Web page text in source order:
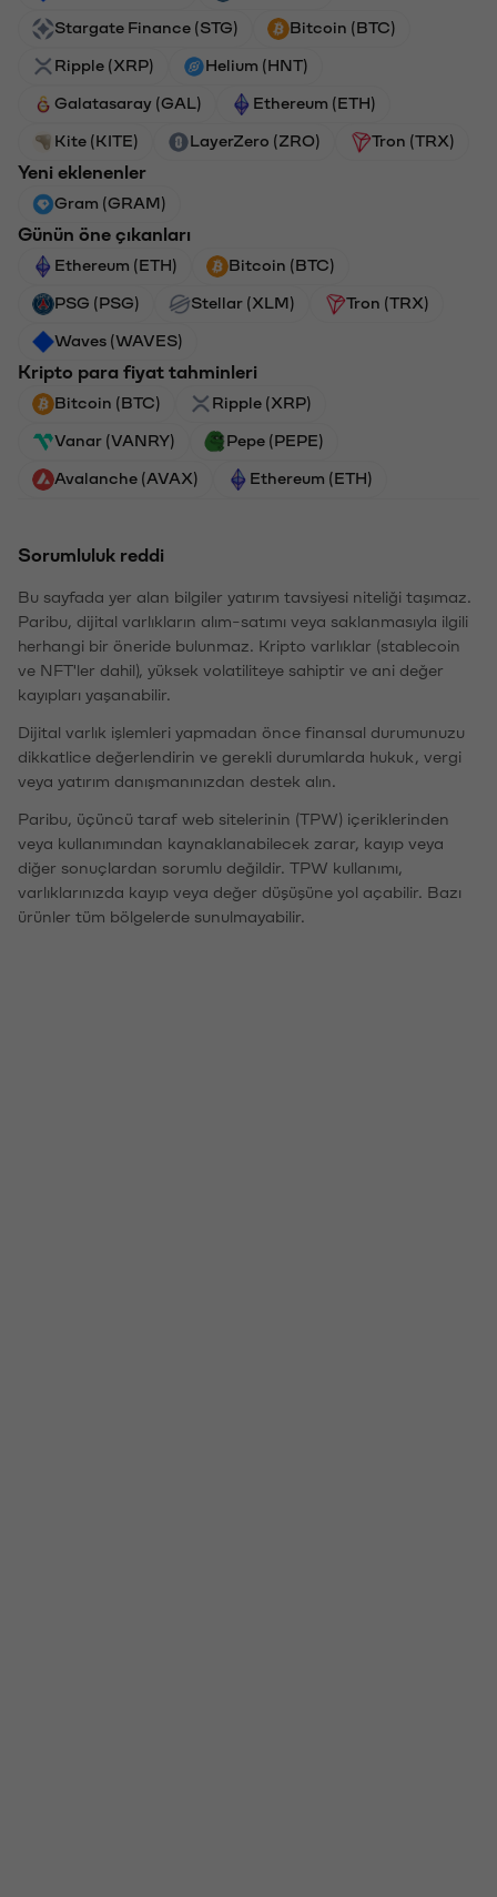
Stargate Finance (STG) Bitcoin (BTC)
Ripple (XRP) Helium (HNT)
Galatasaray (GAL) Ethereum (ETH)
Kite (KITE) LayerZero (ZRO) Tron (TRX)
Yeni eklenenler
Gram (GRAM)
Günün öne çıkanları
Ethereum (ETH) Bitcoin (BTC)
PSG (PSG) Stellar (XLM) Tron (TRX)
Waves (WAVES)
Kripto para fiyat tahminleri
Bitcoin (BTC) Ripple (XRP)
Vanar (VANRY) Pepe (PEPE)
Avalanche (AVAX) Ethereum (ETH)
Sorumluluk reddi
Bu sayfada yer alan bilgiler yatırım tavsiyesi niteliği taşımaz.
Paribu, dijital varlıkların alım-satımı veya saklanmasıyla ilgili
herhangi bir öneride bulunmaz. Kripto varlıklar (stablecoin
ve NFT'ler dahil), yüksek volatiliteye sahiptir ve ani değer
kayıpları yaşanabilir.
Dijital varlık işlemleri yapmadan önce finansal durumunuzu
dikkatlice değerlendirin ve gerekli durumlarda hukuk, vergi
veya yatırım danışmanınızdan destek alın.
Paribu, üçüncü taraf web sitelerinin (TPW) içeriklerinden
veya kullanımından kaynaklanabilecek zarar, kayıp veya
diğer sonuçlardan sorumlu değildir. TPW kullanımı,
varlıklarınızda kayıp veya değer düşüşüne yol açabilir. Bazı
ürünler tüm bölgelerde sunulmayabilir.